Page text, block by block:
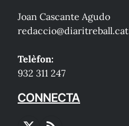
Joan Cascante Agudo
redaccio@diaritreball.cat
Telèfon:
932 311 247
CONNECTA